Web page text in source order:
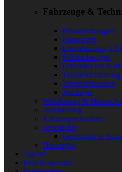
Fahrzeuge &
Einsatzleitwagen
Rüstwagen
Löschfahrzeug
Schlauchwagen
Drehleiter mit Korb
Tanklöschfahrzeug
Vorausrüstwagen
Anhänger
Wehrleitung &
Alarmierung
Katastrophenschutz
Geschichte
Geschichte in
Dienstplan
Jugend
First Responder